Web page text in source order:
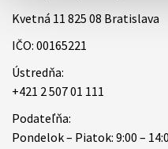
Kvetná 11 825 08 Bratislava
IČO: 00165221
Ústredňa:
+421 2 507 01 111
Podateľňa:
Pondelok – Piatok: 9:00 –